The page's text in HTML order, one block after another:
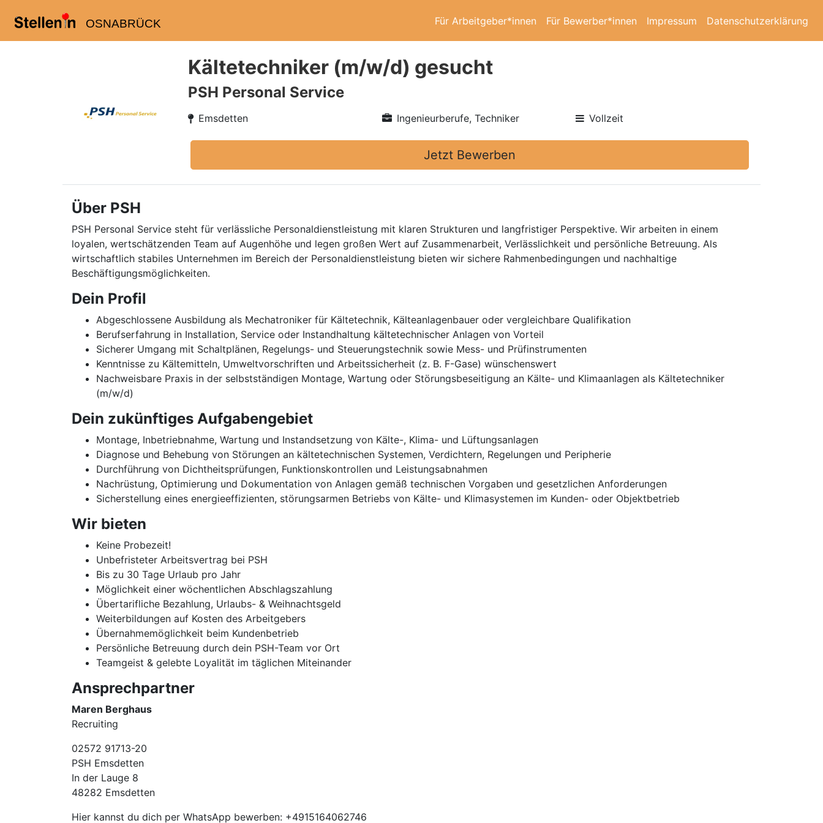
OSNABRÜCK Für Arbeitgeber*innen Für Bewerber*innen Impressum Datenschutzerklärung
Kältetechniker (m/w/d) gesucht
PSH Personal Service
Emsdetten Ingenieurberufe, Techniker Vollzeit
Jetzt Bewerben
Über PSH
PSH Personal Service steht für verlässliche Personaldienstleistung mit klaren Strukturen und langfristiger Perspektive. Wir arbeiten in einem
loyalen, wertschätzenden Team auf Augenhöhe und legen großen Wert auf Zusammenarbeit, Verlässlichkeit und persönliche Betreuung. Als
wirtschaftlich stabiles Unternehmen im Bereich der Personaldienstleistung bieten wir sichere Rahmenbedingungen und nachhaltige
Beschäftigungsmöglichkeiten.
Dein Profil
Abgeschlossene Ausbildung als Mechatroniker für Kältetechnik, Kälteanlagenbauer oder vergleichbare Qualifikation
Berufserfahrung in Installation, Service oder Instandhaltung kältetechnischer Anlagen von Vorteil
Sicherer Umgang mit Schaltplänen, Regelungs- und Steuerungstechnik sowie Mess- und Prüfinstrumenten
Kenntnisse zu Kältemitteln, Umweltvorschriften und Arbeitssicherheit (z. B. F-Gase) wünschenswert
Nachweisbare Praxis in der selbstständigen Montage, Wartung oder Störungsbeseitigung an Kälte- und Klimaanlagen als Kältetechniker
(m/w/d)
Dein zukünftiges Aufgabengebiet
Montage, Inbetriebnahme, Wartung und Instandsetzung von Kälte-, Klima- und Lüftungsanlagen
Diagnose und Behebung von Störungen an kältetechnischen Systemen, Verdichtern, Regelungen und Peripherie
Durchführung von Dichtheitsprüfungen, Funktionskontrollen und Leistungsabnahmen
Nachrüstung, Optimierung und Dokumentation von Anlagen gemäß technischen Vorgaben und gesetzlichen Anforderungen
Sicherstellung eines energieeffizienten, störungsarmen Betriebs von Kälte- und Klimasystemen im Kunden- oder Objektbetrieb
Wir bieten
Keine Probezeit!
Unbefristeter Arbeitsvertrag bei PSH
Bis zu 30 Tage Urlaub pro Jahr
Möglichkeit einer wöchentlichen Abschlagszahlung
Übertarifliche Bezahlung, Urlaubs- & Weihnachtsgeld
Weiterbildungen auf Kosten des Arbeitgebers
Übernahmemöglichkeit beim Kundenbetrieb
Persönliche Betreuung durch dein PSH-Team vor Ort
Teamgeist & gelebte Loyalität im täglichen Miteinander
Ansprechpartner
Maren Berghaus
Recruiting
02572 91713-20
PSH Emsdetten
In der Lauge 8
48282 Emsdetten
Hier kannst du dich per WhatsApp bewerben: +4915164062746